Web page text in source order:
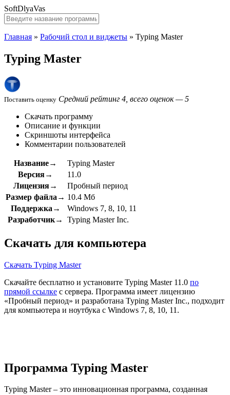
SoftDlyaVas
Главная » Рабочий стол и виджеты » Typing Master
Typing Master
Поставить оценку Средний рейтинг 4, всего оценок — 5
Скачать программу
Описание и функции
Скриншоты интерфейса
Комментарии пользователей
Название→
Typing Master
Версия→
11.0
Лицензия→
Пробный период
Размер файла→ 10.4 Мб
Поддержка→
Windows 7, 8, 10, 11
Разработчик→
Typing Master Inc.
Скачать для компьютера
Скачать Typing Master
Скачайте бесплатно и установите Typing Master 11.0 по
прямой ссылке с сервера. Программа имеет лицензию
«Пробный период» и разработана Typing Master Inc., подходит
для компьютера и ноутбука с Windows 7, 8, 10, 11.
Программа Typing Master
Typing Master – это инновационная программа, созданная